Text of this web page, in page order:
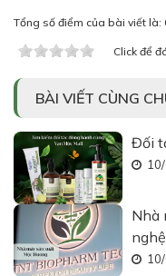
Tổng số điểm của bài viết là:
Click để
BÀI VIẾT CÙNG
Đối
Nhà